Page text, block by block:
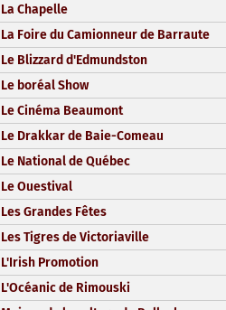
La Chapelle
La Foire du Camionneur de Barraute
Le Blizzard d'Edmundston
Le boréal Show
Le Cinéma Beaumont
Le Drakkar de Baie-Comeau
Le National de Québec
Le Ouestival
Les Grandes Fêtes
Les Tigres de Victoriaville
L'Irish Promotion
L'Océanic de Rimouski